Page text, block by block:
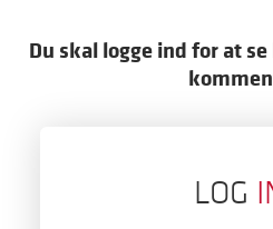
Du skal logge ind for at
LOG